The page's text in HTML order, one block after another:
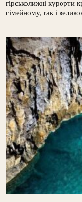
гірськолижні курорти
сімейному, так і